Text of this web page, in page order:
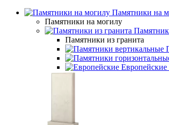
Памятники на
Памятники на могилу
Памятники из гранита
Европейские